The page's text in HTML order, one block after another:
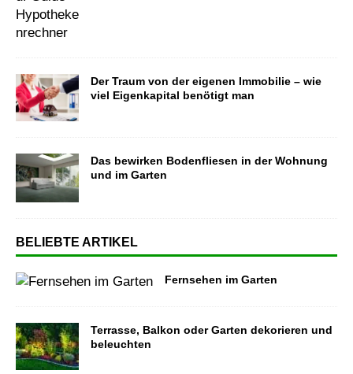
Der Traum von der eigenen Immobilie – wie
viel Eigenkapital benötigt man
Das bewirken Bodenfliesen in der Wohnung
und im Garten
BELIEBTE ARTIKEL
Fernsehen im Garten
Terrasse, Balkon oder Garten dekorieren und
beleuchten